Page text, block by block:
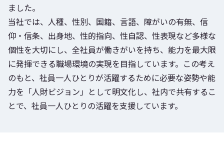
ました。
当社では、人種、性別、国籍、言語、障がいの有無、信
仰・信条、出身地、性的指向、性自認、性表現など多様な
個性を大切にし、全社員が働きがいを持ち、能力を最大限
に発揮できる職場環境の実現を目指しています。この考え
のもと、社員一人ひとりが活躍するために必要な姿勢や能
力を「人財ビジョン」として明文化し、社内で共有するこ
とで、社員一人ひとりの活躍を支援しています。